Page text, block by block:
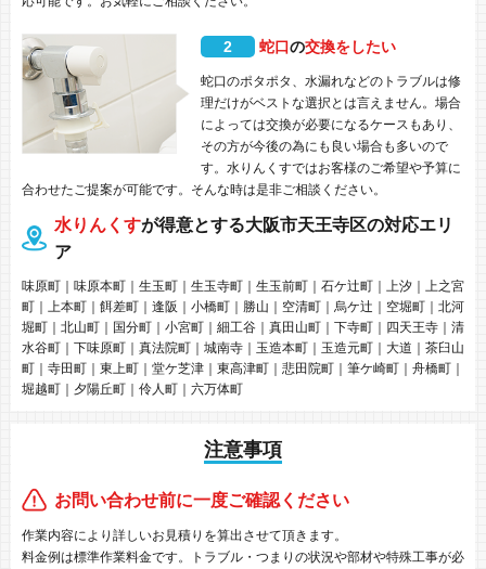
2 蛇口の交換をしたい
蛇口のポタポタ、水漏れなどのトラブルは修
理だけがベストな選択とは言えません。場合
によっては交換が必要になるケースもあり、
その方が今後の為にも良い場合も多いので
す。水りんくすではお客様のご希望や予算に
合わせたご提案が可能です。そんな時は是非ご相談ください。
水りんくすが得意とする大阪市天王寺区の対応エリ
ア
味原町｜味原本町｜生玉町｜生玉寺町｜生玉前町｜石ケ辻町｜上汐｜上之宮
町｜上本町｜餌差町｜逢阪｜小橋町｜勝山｜空清町｜烏ケ辻｜空堀町｜北河
堀町｜北山町｜国分町｜小宮町｜細工谷｜真田山町｜下寺町｜四天王寺｜清
水谷町｜下味原町｜真法院町｜城南寺｜玉造本町｜玉造元町｜大道｜茶臼山
町｜寺田町｜東上町｜堂ケ芝津｜東高津町｜悲田院町｜筆ケ崎町｜舟橋町｜
堀越町｜夕陽丘町｜伶人町｜六万体町
注意事項
お問い合わせ前に一度ご確認ください
作業内容により詳しいお見積りを算出させて頂きます。
料金例は標準作業料金です。トラブル・つまりの状況や部材や特殊工事が必